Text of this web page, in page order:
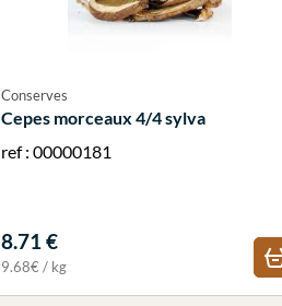
Conserves
Cepes morceaux 4/4 sylva
ref : 00000181
8.71 €
9.68€ / kg